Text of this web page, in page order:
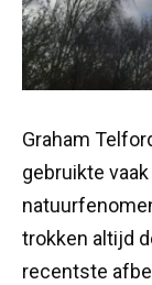
Graham
gebruikte
trokken altijd
recentste